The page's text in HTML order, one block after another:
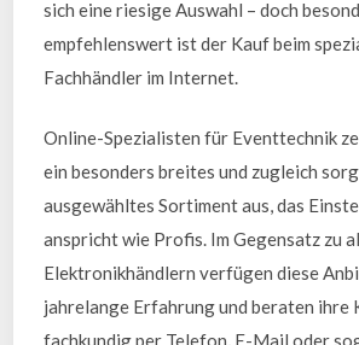
sich eine riesige Auswahl – doch
empfehlenswert ist der Kauf beim
Fachhändler im Internet.
Online-Spezialisten für Eventtechnik
ein besonders breites und zugleich
ausgewähltes Sortiment aus, das
anspricht wie Profis. Im Gegensatz zu
Elektronikhändlern verfügen diese
jahrelange Erfahrung und beraten ihre
fachkundig per Telefon, E-Mail oder